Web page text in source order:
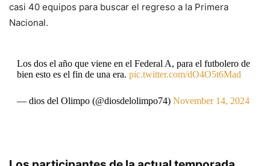
casi 40 equipos para buscar el regreso a la Primera
Nacional.
Los dos el año que viene en el Federal A, para el futbolero de
bien esto es el fin de una era. pic.twitter.com/dO4O5t6Mad
— dios del Olimpo (@diosdelolimpo74) November 14, 2024